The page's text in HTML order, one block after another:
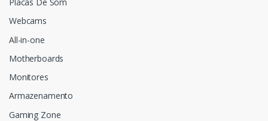
Webcams
All-in-one
Motherboards
Monitores
Armazenamento
Gaming Zone